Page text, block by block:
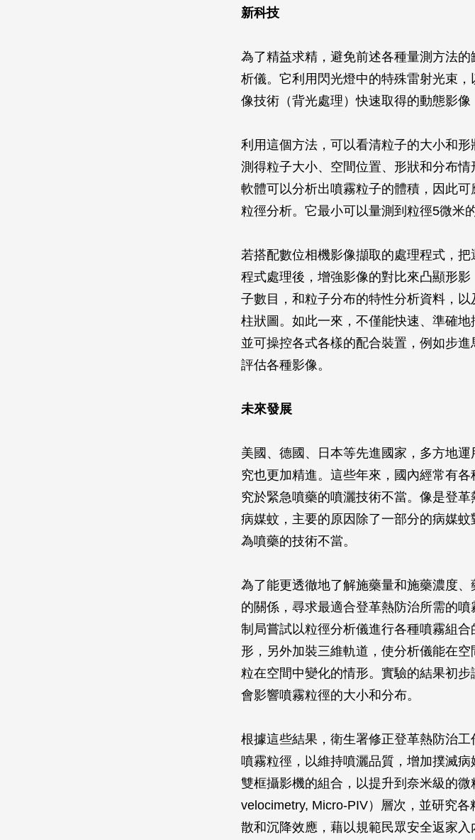
新科技
為了精益求精，避免前述各種量測方法
析儀。它利用閃光燈中的特殊雷射光束
像技術（背光處理）快速取得的動態影像
利用這個方法，可以看清粒子的大小和
測得粒子大小、空間位置、形狀和分布
軟體可以分析出噴霧粒子的體積，因此
粒徑分析。它最小可以量測到粒徑5微米的
若搭配數位相機影像擷取的處理程式，
程式處理後，增強影像的對比來凸顯形
子數目，和粒子分布的特性分析資料，
柱狀圖。如此一來，不僅能快速、準確
並可操控各式各樣的配合裝置，例如步
評估各種影像。
未來發展
美國、德國、日本等先進國家，多方地
究也更加精進。這些年來，國內經常有
究於緊急噴藥的噴灑技術不當。像是登
病媒蚊，主要的原因除了一部分的病媒
為噴藥的技術不當。
為了能更透徹地了解施藥量和施藥濃度
的關係，尋求最適合登革熱防治所需的
制局嘗試以粒徑分析儀進行各種噴霧組
形，另外加裝三維軌道，使分析儀能在
粒在空間中變化的情形。實驗的結果初
會影響噴霧粒徑的大小和分布。
根據這些結果，衛生署修正登革熱防治
噴霧粒徑，以維持噴灑品質，增加撲滅
雙框攝影機的組合，以提升到奈米級的
velocimetry, Micro-PIV）層次，並研究
散和沉降效應，藉以規範民眾安全返家入